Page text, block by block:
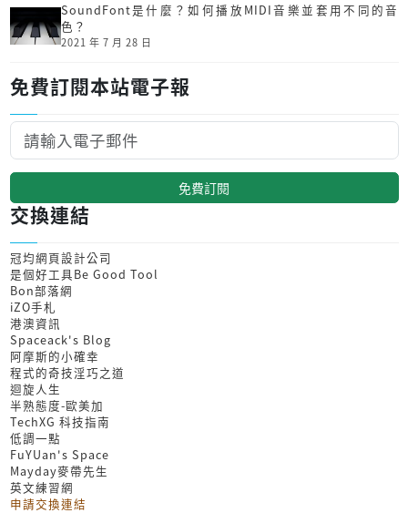
SoundFont是什麼？如何播放MIDI音樂並套用不同的音
色？
2021 年 7 月 28 日
免費訂閱本站電子報
免費訂閱
交換連結
冠均網頁設計公司
是個好工具Be Good Tool
Bon部落網
iZO手札
港澳資訊
Spaceack's Blog
阿摩斯的小確幸
程式的奇技淫巧之道
迴旋人生
半熟態度-歐美加
TechXG 科技指南
低調一點
FuYUan's Space
Mayday麥帶先生
英文練習網
申請交換連結